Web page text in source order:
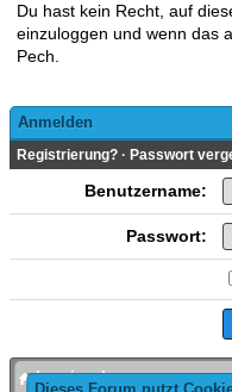
Du hast kein Recht, auf
einzuloggen und wenn das
Pech.
Anmelden
Registrierung? · Passwort
Benutzername:
Passwort:
bronies.de